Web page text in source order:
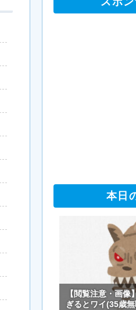
本日
【閲覧注意・画
ぎるとワイ(35歳